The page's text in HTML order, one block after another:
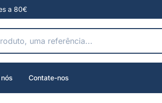
a 80€
Contate-nos